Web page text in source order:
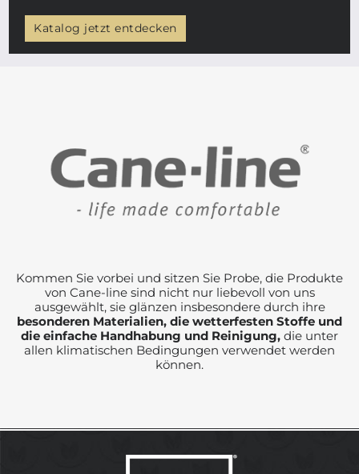
Katalog jetzt entdecken
Kommen Sie vorbei und sitzen Sie Probe, die Produkte
von Cane-line sind nicht nur liebevoll von uns
ausgewählt, sie glänzen insbesondere durch ihre
besonderen Materialien, die wetterfesten Stoffe und
die einfache Handhabung und Reinigung, die unter
allen klimatischen Bedingungen verwendet werden
können.